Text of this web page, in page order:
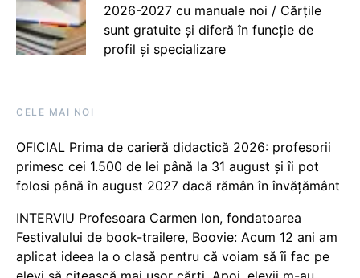
2026-2027 cu manuale noi / Cărțile
sunt gratuite și diferă în funcție de
profil și specializare
CELE MAI NOI
OFICIAL Prima de carieră didactică 2026: profesorii
primesc cei 1.500 de lei până la 31 august și îi pot
folosi până în august 2027 dacă rămân în învățământ
INTERVIU Profesoara Carmen Ion, fondatoarea
Festivalului de book-trailere, Boovie: Acum 12 ani am
aplicat ideea la o clasă pentru că voiam să îi fac pe